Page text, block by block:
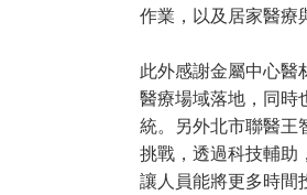
作業，以及居家醫療
此外感謝金屬中心醫
醫療場域落地，同時
統。另外北市聯醫王
挑戰，透過科技輔助
讓人員能將更多時間